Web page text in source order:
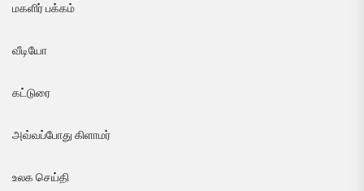
மகளிர் பக்கம்
வீடியோ
கட்டுரை
அவ்வப்போது கிளாமர்
உலக செய்தி